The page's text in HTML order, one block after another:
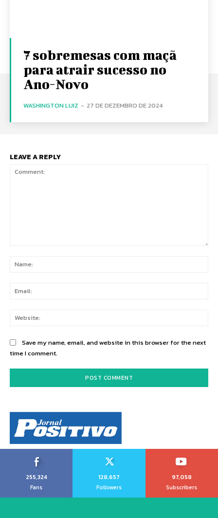
7 sobremesas com maçã
para atrair sucesso no
Ano-Novo
WASHINGTON LUIZ - 27 DE DEZEMBRO DE 2024
LEAVE A REPLY
Save my name, email, and website in this browser for the next
time I comment.
255,324
Fans
128,657
Followers
97,058
Subscribers